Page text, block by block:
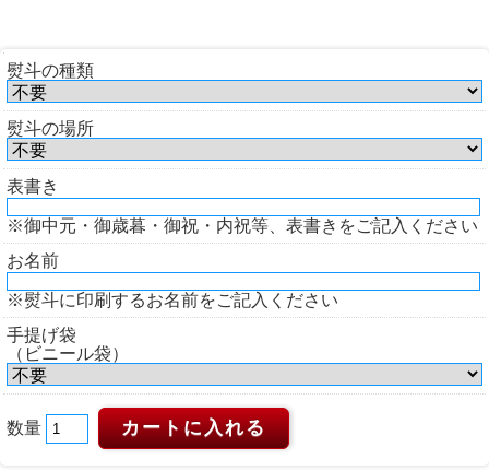
熨斗の種類
熨斗の場所
表書き
※御中元・御歳暮・御祝・内祝等、表書きをご記入ください
お名前
※熨斗に印刷するお名前をご記入ください
手提げ袋
（ビニール袋）
数量